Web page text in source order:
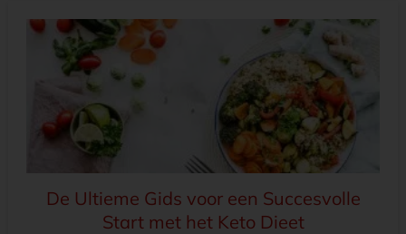
De Ultieme Gids voor een Succesvolle
Start met het Keto Dieet